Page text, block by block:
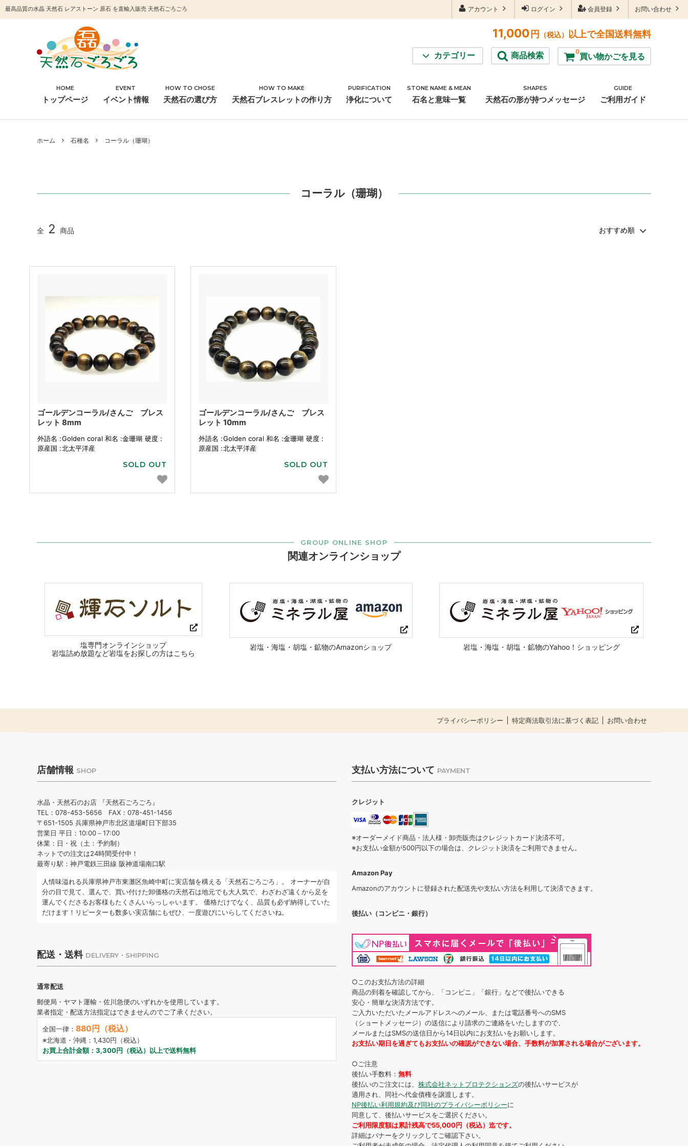
最高品質の水晶 天然石 レアストーン 原石 を直輸入販売 天然石ごろごろ お問い合わせ
会員登録
ログイン
アカウント
11,000 円 （税込） 以上で全国送料無料
0買い物かごを見る
商品検索
カテゴリー
石種名 浄化 アクセサリーパーツ 雑貨
HOME
トップページ
EVENT
イベント情報
HOW TO CHOSE
天然石の選び方
HOW TO MAKE
天然石ブレスレットの作り方
PURIFICATION
浄化について
STONE NAME & MEAN
石名と意味一覧
SHAPES
天然石の形が持つメッセージ
GUIDE
ご利用ガイド
ホーム 石種名 コーラル（珊瑚）
コーラル（珊瑚）
全 2 商品
ゴールデンコーラル/さんご ブレス
レット 8mm
外語名 :Golden coral 和名 :金珊瑚 硬度 :
原産国 :北太平洋産
SOLD OUT
ゴールデンコーラル/さんご ブレス
レット 10mm
外語名 :Golden coral 和名 :金珊瑚 硬度 :
原産国 :北太平洋産
SOLD OUT
GROUP ONLINE SHOP
関連オンラインショップ
塩専門オンラインショップ
岩塩詰め放題など岩塩をお探しの方はこちら
岩塩・海塩・胡塩・鉱物のAmazonショップ 岩塩・海塩・胡塩・鉱物のYahoo！ショッピング
プライバシーポリシー 特定商法取引法に基づく表記 お問い合わせ
店舗情報 SHOP
水晶・天然石のお店 『天然石ごろごろ』
TEL：078-453-5656 FAX：078-451-1456
〒651-1505 兵庫県神戸市北区道場町日下部35
営業日 平日：10:00－17:00
休業：日・祝（土：予約制）
ネットでの注文は24時間受付中！
最寄り駅：神戸電鉄三田線 阪神道場南口駅
人情味溢れる兵庫県神戸市東灘区魚崎中町に実店舗を構える「天然石ごろごろ」。 オーナーが自
分の目で見て、選んで、買い付けた卸価格の天然石は地元でも大人気で、わざわざ遠くから足を
運んでくださるお客様もたくさんいらっしゃいます。 価格だけでなく、品質も必ず納得していた
だけます！リピーターも数多い実店舗にもぜひ、一度遊びにいらしてくださいね。
配送・送料 DELIVERY・SHIPPING
通常配送
郵便局・ヤマト運輸・佐川急便のいずれかを使用しています。
業者指定・配送方法指定はできませんのでご了承ください。
全国一律： 880円（税込）
※北海道・沖縄：1,430円（税込）
お買上合計金額：3,300円（税込）以上で送料無料
支払い方法について PAYMENT
クレジット
※オーダーメイド商品・法人様・卸売販売はクレジットカード決済不可。
※お支払い金額が500円以下の場合は、クレジット決済をご利用できません。
Amazon Pay
Amazonのアカウントに登録された配送先や支払い方法を利用して決済できます。
後払い（コンビニ・銀行）
○このお支払方法の詳細
商品の到着を確認してから、「コンビニ」「銀行」などで後払いできる
安心・簡単な決済方法です。
ご入力いただいたメールアドレスへのメール、または電話番号へのSMS
（ショートメッセージ）の送信により請求のご連絡をいたしますので、
メールまたはSMSの送信日から14日以内にお支払いをお願いします。
お支払い期日を過ぎてもお支払いの確認ができない場合、手数料が加算される場合がございます。
○ご注意
後払い手数料： 無料
後払いのご注文には、 株式会社ネットプロテクションズの後払いサービスが
適用され、同社へ代金債権を譲渡します。
NP後払い利用規約及び同社のプライバシーポリシーに
同意して、後払いサービスをご選択ください。
ご利用限度額は累計残高で55,000円（税込）迄です。
詳細はバナーをクリックしてご確認下さい。